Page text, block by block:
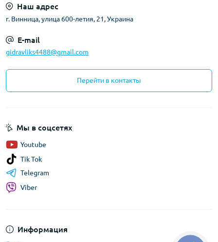
Наш адрес
г. Винница, улица 600-летия, 21, Украина
E-mail
gidravliks4488@gmail.com
Перейти в контакты
Информация
Мы в соцсетях
Youtube
Tik Tok
Telegram
Viber